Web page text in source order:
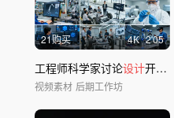
21购买 4K 2'05
工程师科学家讨论设计开发汽车飞机械臂方案
视频素材 后期工作坊